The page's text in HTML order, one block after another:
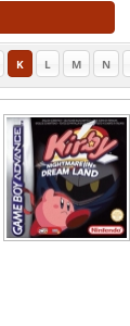
K L M N